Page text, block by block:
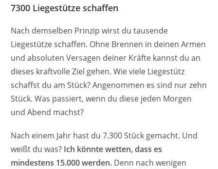
7300 Liegestütze schaffen
Nach demselben Prinzip wirst du tausende
Liegestütze schaffen. Ohne Brennen in deinen Armen
und absoluten Versagen deiner Kräfte kannst du an
dieses kraftvolle Ziel gehen. Wie viele Liegestütz
schaffst du am Stück? Angenommen es sind nur zehn
Stück. Was passiert, wenn du diese jeden Morgen
und Abend machst?
Nach einem Jahr hast du 7.300 Stück gemacht. Und
weißt du was? Ich könnte wetten, dass es
mindestens 15.000 werden. Denn nach wenigen